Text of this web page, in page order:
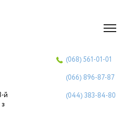
й
(068) 561-01-01
(066) 896-87-87
(044) 383-84-80